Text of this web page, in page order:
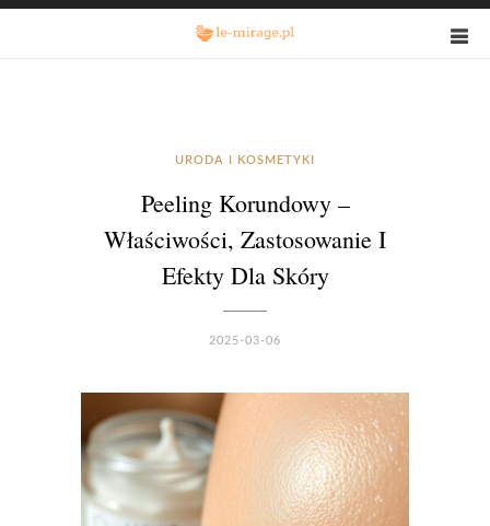
URODA I KOSMETYKI
Peeling Korundowy –
Właściwości, Zastosowanie I
Efekty Dla Skóry
2025-03-06